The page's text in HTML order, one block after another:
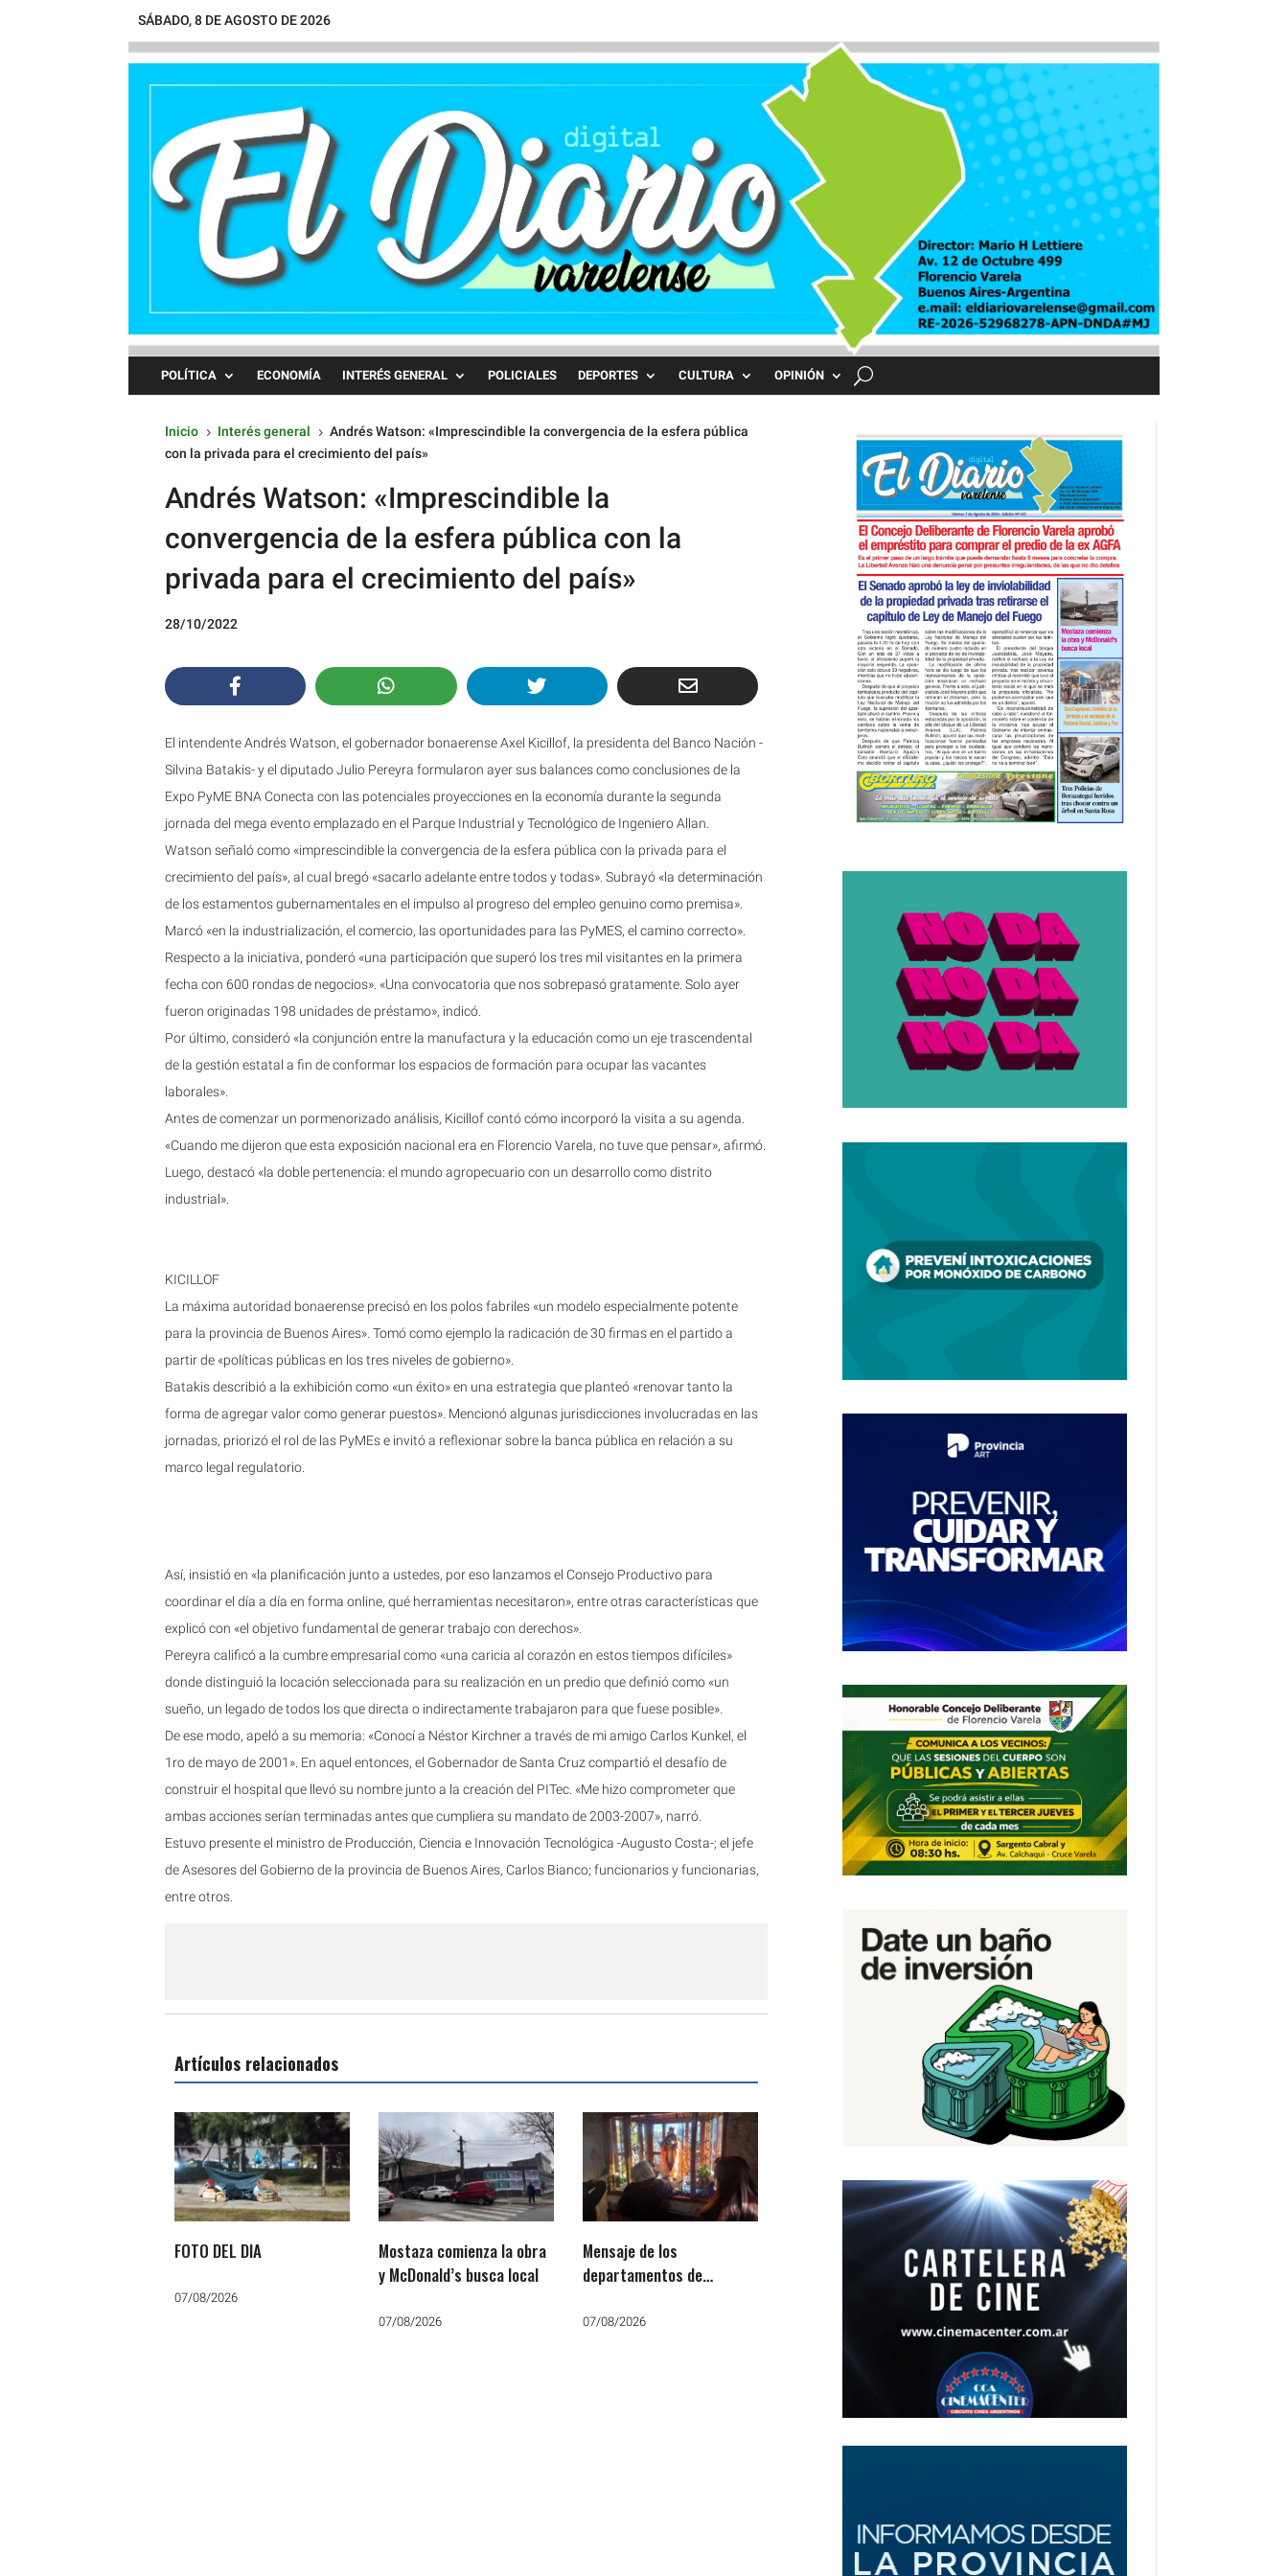
SÁBADO, 8 DE AGOSTO DE 2026
POLÍTICA ECONOMÍA INTERÉS GENERAL POLICIALES DEPORTES CULTURA OPINIÓN
Inicio 5 Interés general 5 Andrés Watson: «Imprescindible la convergencia de la esfera pública
con la privada para el crecimiento del país»
Andrés Watson: «Imprescindible la
convergencia de la esfera pública con la
privada para el crecimiento del país»
28/10/2022
El intendente Andrés Watson, el gobernador bonaerense Axel Kicillof, la presidenta del Banco Nación -
Silvina Batakis- y el diputado Julio Pereyra formularon ayer sus balances como conclusiones de la
Expo PyME BNA Conecta con las potenciales proyecciones en la economía durante la segunda
jornada del mega evento emplazado en el Parque Industrial y Tecnológico de Ingeniero Allan.
Watson señaló como «imprescindible la convergencia de la esfera pública con la privada para el
crecimiento del país», al cual bregó «sacarlo adelante entre todos y todas». Subrayó «la determinación
de los estamentos gubernamentales en el impulso al progreso del empleo genuino como premisa».
Marcó «en la industrialización, el comercio, las oportunidades para las PyMES, el camino correcto».
Respecto a la iniciativa, ponderó «una participación que superó los tres mil visitantes en la primera
fecha con 600 rondas de negocios». «Una convocatoria que nos sobrepasó gratamente. Solo ayer
fueron originadas 198 unidades de préstamo», indicó.
Por último, consideró «la conjunción entre la manufactura y la educación como un eje trascendental
de la gestión estatal a fin de conformar los espacios de formación para ocupar las vacantes
laborales».
Antes de comenzar un pormenorizado análisis, Kicillof contó cómo incorporó la visita a su agenda.
«Cuando me dijeron que esta exposición nacional era en Florencio Varela, no tuve que pensar», afirmó.
Luego, destacó «la doble pertenencia: el mundo agropecuario con un desarrollo como distrito
industrial».
KICILLOF
La máxima autoridad bonaerense precisó en los polos fabriles «un modelo especialmente potente
para la provincia de Buenos Aires». Tomó como ejemplo la radicación de 30 firmas en el partido a
partir de «políticas públicas en los tres niveles de gobierno».
Batakis describió a la exhibición como «un éxito» en una estrategia que planteó «renovar tanto la
forma de agregar valor como generar puestos». Mencionó algunas jurisdicciones involucradas en las
jornadas, priorizó el rol de las PyMEs e invitó a reflexionar sobre la banca pública en relación a su
marco legal regulatorio.
Así, insistió en «la planificación junto a ustedes, por eso lanzamos el Consejo Productivo para
coordinar el día a día en forma online, qué herramientas necesitaron», entre otras características que
explicó con «el objetivo fundamental de generar trabajo con derechos».
Pereyra calificó a la cumbre empresarial como «una caricia al corazón en estos tiempos difíciles»
donde distinguió la locación seleccionada para su realización en un predio que definió como «un
sueño, un legado de todos los que directa o indirectamente trabajaron para que fuese posible».
De ese modo, apeló a su memoria: «Conocí a Néstor Kirchner a través de mi amigo Carlos Kunkel, el
1ro de mayo de 2001». En aquel entonces, el Gobernador de Santa Cruz compartió el desafío de
construir el hospital que llevó su nombre junto a la creación del PITec. «Me hizo comprometer que
ambas acciones serían terminadas antes que cumpliera su mandato de 2003-2007», narró.
Estuvo presente el ministro de Producción, Ciencia e Innovación Tecnológica -Augusto Costa-; el jefe
de Asesores del Gobierno de la provincia de Buenos Aires, Carlos Bianco; funcionarios y funcionarias,
entre otros.
Artículos relacionados
FOTO DEL DIA
07/08/2026
Mostaza comienza la obra
y McDonald’s busca local
07/08/2026
Mensaje de los
departamentos de
Paz por San Cayetano:
07/08/2026